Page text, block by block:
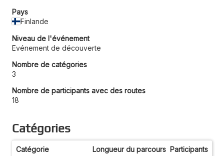
Pays
Finlande
Niveau de l'événement
Evénement de découverte
Nombre de catégories
3
Nombre de participants avec des routes
18
Catégories
Catégorie Longueur du parcours Participants